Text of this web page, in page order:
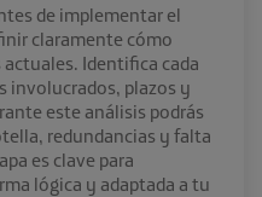
de implementar el
claramente cómo
Identifica cada
involucrados, plazos y
este análisis podrás
redundancias y falta
es clave para
lógica y adaptada a tu